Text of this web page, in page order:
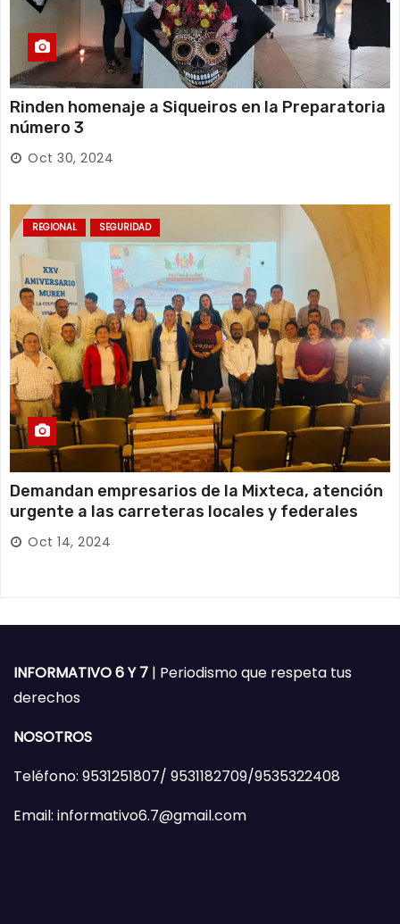
Rinden homenaje a Siqueiros en la Preparatoria
número 3
Oct 30, 2024
REGIONAL SEGURIDAD
Demandan empresarios de la Mixteca, atención
urgente a las carreteras locales y federales
Oct 14, 2024
INFORMATIVO 6 Y 7 | Periodismo que respeta tus
derechos
NOSOTROS
Teléfono: 9531251807/ 9531182709/9535322408
Email: informativo6.7@gmail.com